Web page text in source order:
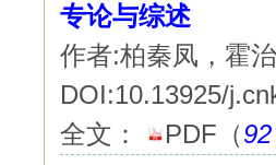
专论与综述
作者:柏秦凤，霍
DOI:10.13925/
全文：
PDF （92